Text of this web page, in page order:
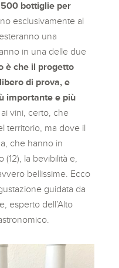
bottiglie per
esclusivamente al
una
in una delle due
è che il progetto
di prova, e
importante e più
vini, certo, che
territorio, ma dove il
che hanno in
la bevibilità e,
bellissime. Ecco
guidata da
esperto dell’Alto